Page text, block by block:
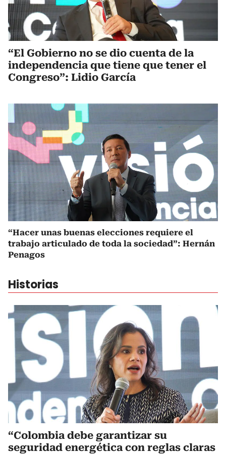
“El Gobierno no se dio cuenta de la
independencia que tiene que tener el
Congreso”: Lidio García
“Hacer unas buenas elecciones requiere el
trabajo articulado de toda la sociedad”: Hernán
Penagos
Historias
“Colombia debe garantizar su
seguridad energética con reglas claras